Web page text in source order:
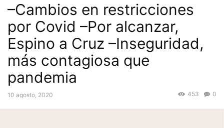
–Cambios en restricciones
por Covid –Por alcanzar,
Espino a Cruz –Inseguridad,
más contagiosa que
pandemia
10 agosto, 2020 0
453